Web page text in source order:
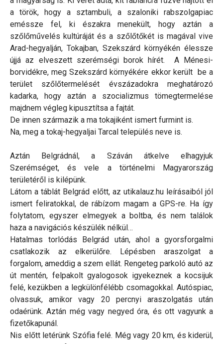
a török, hogy a sztambuli, a szaloniki rabszolgapiac
eméssze fel, ki északra menekült, hogy aztán a
szőlőművelés kultúráját és a szőlőtőkét is magával vive
Arad-hegyalján, Tokajban, Szekszárd környékén élessze
újjá az elveszett szerémségi borok hírét. A Ménesi-
borvidékre, meg Szekszárd környékére ekkor került be a
terület szőlőtermelését évszázadokra meghatározó
kadarka, hogy aztán a szocializmus tömegtermelése
majdnem végleg kipusztítsa a fajtát.
De innen származik a ma tokajiként ismert furmint is.
Na, meg a tokaj-hegyaljai Tarcal település neve is.
Aztán Belgrádnál, a Száván átkelve elhagyjuk
Szerémséget, és vele a történelmi Magyarország
területéről is kilépünk.
Látom a táblát Belgrád előtt, az utikalauz.hu leírásaiból jól
ismert feliratokkal, de rábízom magam a GPS-re. Ha így
folytatom, egyszer elmegyek a boltba, és nem találok
haza a navigációs készülék nélkül…
Hatalmas torlódás Belgrád után, ahol a gyorsforgalmi
csatlakozik az elkerülőre. Lépésben araszolgat a
forgalom, ameddig a szem ellát. Rengeteg parkoló autó az
út mentén, felpakolt gyalogosok igyekeznek a kocsijuk
felé, kezükben a legkülönfélébb csomagokkal. Autóspiac,
olvassuk, amikor vagy 20 percnyi araszolgatás után
odaérünk. Aztán még vagy negyed óra, és ott vagyunk a
fizetőkapunál.
Nis előtt letérünk Szófia felé. Még vagy 20 km, és kiderül,